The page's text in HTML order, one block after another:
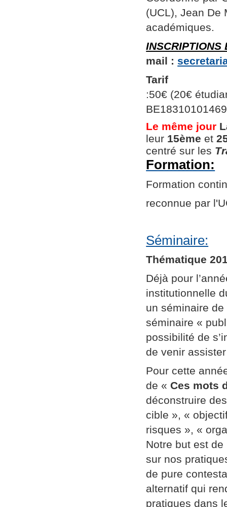
(UCL), Jean De
académiques.
INSCRIPTIONS
mail :
Tarif
:50€ (20€
Le même jour
leur 15ème et
centré sur les
Formation:
Formation
reconnue par
Séminaire:
Thématique
Déjà pour
institutionnelle
un séminaire
séminaire «
possibilité de
de venir
Pour cette
de « Ces mots
déconstruire
cible », «
risques », «
Notre but est de
sur nos
de pure
alternatif qui
pratiques dans